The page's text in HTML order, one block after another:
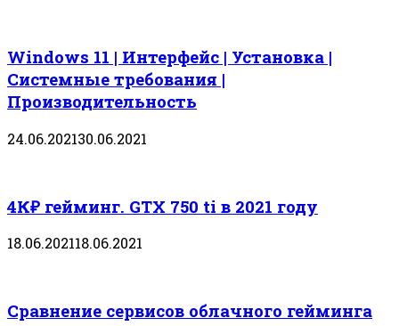
Windows 11 | Интерфейс | Установка |
Системные требования |
Производительность
24.06.202130.06.2021
4К₽ гейминг. GTX 750 ti в 2021 году
18.06.202118.06.2021
Сравнение сервисов облачного гейминга